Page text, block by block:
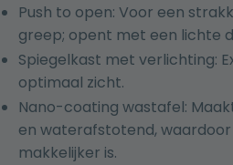
Push to open: Voor een
greep; opent met een lichte
Spiegelkast met verlichting:
optimaal zicht.
Nano-coating wastafel:
en waterafstotend,
makkelijker is.